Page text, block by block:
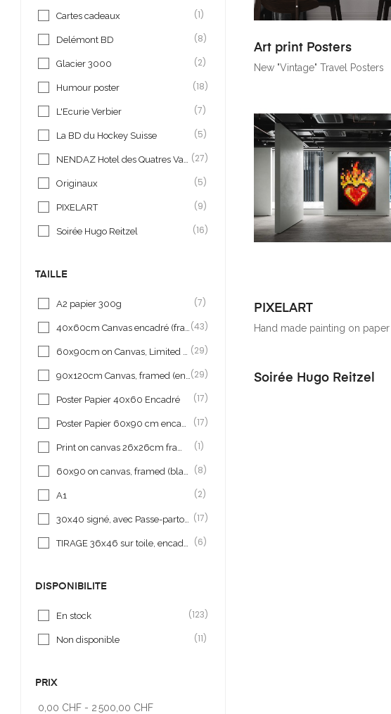
Cartes cadeaux (1)
Delémont BD (8)
Glacier 3000 (2)
Humour poster (18)
L'Ecurie Verbier (7)
La BD du Hockey Suisse (5)
NENDAZ Hotel des Quatres Valées (27)
Originaux (5)
PIXELART (9)
Soirée Hugo Reitzel (16)
TAILLE
A2 papier 300g (7)
40x60cm Canvas encadré (framed), limited serie (43)
60x90cm on Canvas, Limited serie (29)
90x120cm Canvas, framed (encadré)(29)
Poster Papier 40x60 Encadré (17)
Poster Papier 60x90 cm encadré (17)
Print on canvas 26x26cm framed (encadré) (1)
60x90 on canvas, framed (black) limited série (8)
A1 (2)
30x40 signé, avec Passe-partout (17)
TIRAGE 36x46 sur toile, encadré bois (6)
DISPONIBILITÉ
En stock (123)
Non disponible (11)
PRIX
0,00 CHF - 2 500,00 CHF
Art print Posters
New "Vintage" Travel Posters
PIXELART
Hand made painting on paper
Soirée Hugo Reitzel